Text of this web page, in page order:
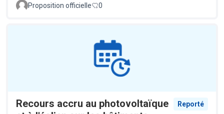
Proposition officielle 0
Recours accru au photovoltaïque
Reporté